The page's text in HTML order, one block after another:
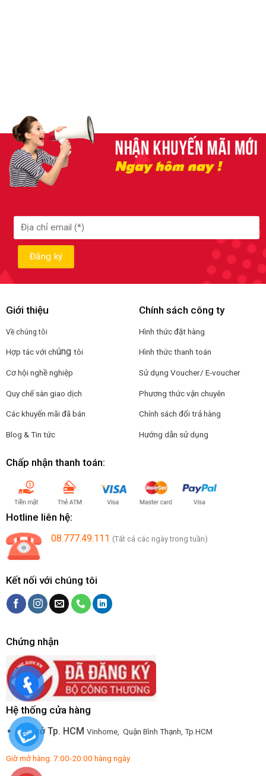
Giới thiệu
Về chúng tôi
Hợp tác với chúng tôi
Cơ hội nghề nghiệp
Quy chế sàn giao dịch
Các khuyến mãi đã bán
Blog & Tin tức
Chính sách công ty
Hình thức đặt hàng
Hình thức thanh toán
Sử dụng Voucher/ E-voucher
Phương thức vận chuyên
Chính sách đổi trả hàng
Hướng dẫn sử dụng
Chấp nhận thanh toán:
Hotline liên hệ:
08.777.49.111 (Tất cả các ngày trong tuần)
Kết nối với chúng tôi
Chứng nhận
Hệ thống cửa hàng
Trụ sở Tp. HCM Vinhome, Quận Bình Thạnh, Tp.HCM
Giờ mở hàng: 7:00-20:00 hàng ngày